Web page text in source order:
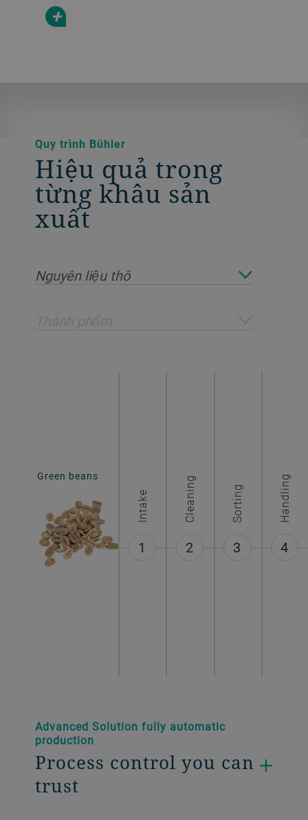
+
Quy trình Bühler
Hiệu quả trong
từng khâu sản
xuất
Nguyên liệu thô
Green beans
Intake
1
Cleaning
2
Sorting
3
Handling
4
Advanced Solution fully automatic
production
Process control you can
trust